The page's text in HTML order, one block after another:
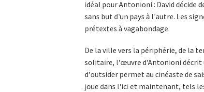
idéal pour Antonioni : David décide
sans but d'un pays à l'autre. Les
prétextes à vagabondage.
De la ville vers la périphérie, de la
solitaire, l'œuvre d'Antonioni décrit
d'outsider permet au cinéaste de
joue dans l'ici et maintenant, tels